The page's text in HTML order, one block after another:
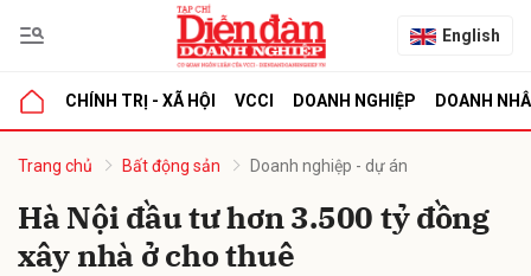
English
CHÍNH TRỊ - XÃ HỘI VCCI DOANH NGHIỆP DOANH
Trang chủ Bất động sản Doanh nghiệp - dự án
Hà Nội đầu tư hơn 3.500 tỷ đồng
xây nhà ở cho thuê
luận